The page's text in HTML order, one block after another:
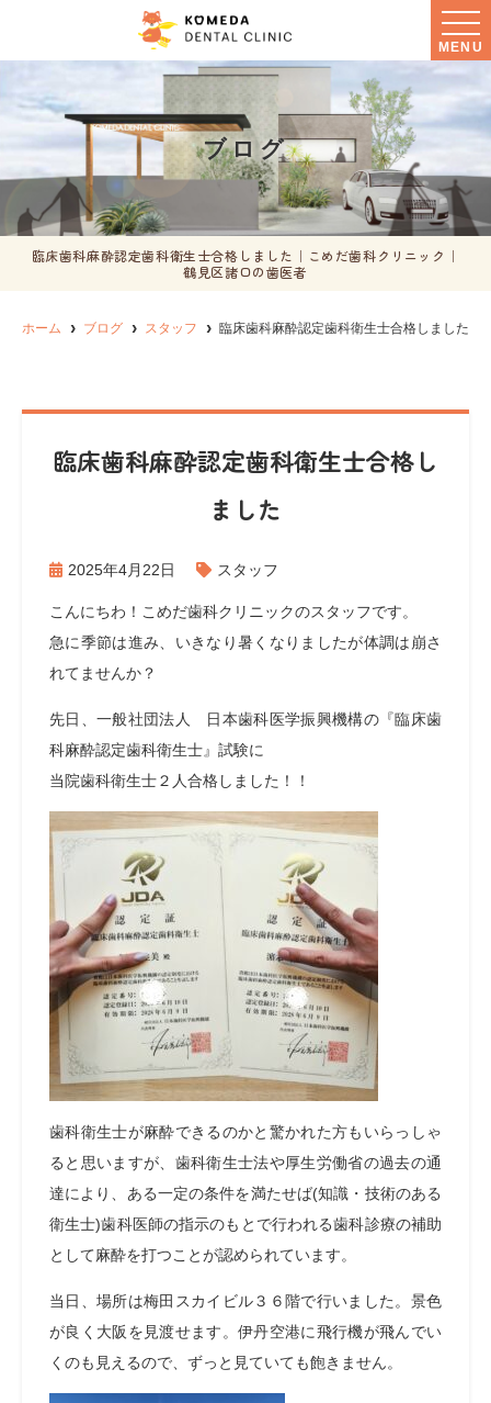
MENU
ブログ
臨床歯科麻酔認定歯科衛生士合格しました｜こめだ歯科クリニック｜
鶴見区諸口の歯医者
ホーム ブログ スタッフ 臨床歯科麻酔認定歯科衛生士合格しました
臨床歯科麻酔認定歯科衛生士合格し
ました
2025年4月22日 スタッフ
こんにちわ！こめだ歯科クリニックのスタッフです。
急に季節は進み、いきなり暑くなりましたが体調は崩さ
れてませんか？
先日、一般社団法人 日本歯科医学振興機構の『臨床歯
科麻酔認定歯科衛生士』試験に
当院歯科衛生士２人合格しました！！
歯科衛生士が麻酔できるのかと驚かれた方もいらっしゃ
ると思いますが、歯科衛生士法や厚生労働省の過去の通
達により、ある一定の条件を満たせば(知識・技術のある
衛生士)歯科医師の指示のもとで行われる歯科診療の補助
として麻酔を打つことが認められています。
当日、場所は梅田スカイビル３６階で行いました。景色
が良く大阪を見渡せます。伊丹空港に飛行機が飛んでい
くのも見えるので、ずっと見ていても飽きません。